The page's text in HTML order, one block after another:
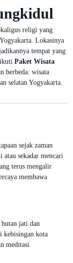
religi yang
Lokasinya
tempat yang
Paket Wisata
berbeda: wisata
selatan Yogyakarta.
sejak zaman
atau sekadar mencari
terus mengalir
membawa
jati dan
kebisingan kota
meditasi.